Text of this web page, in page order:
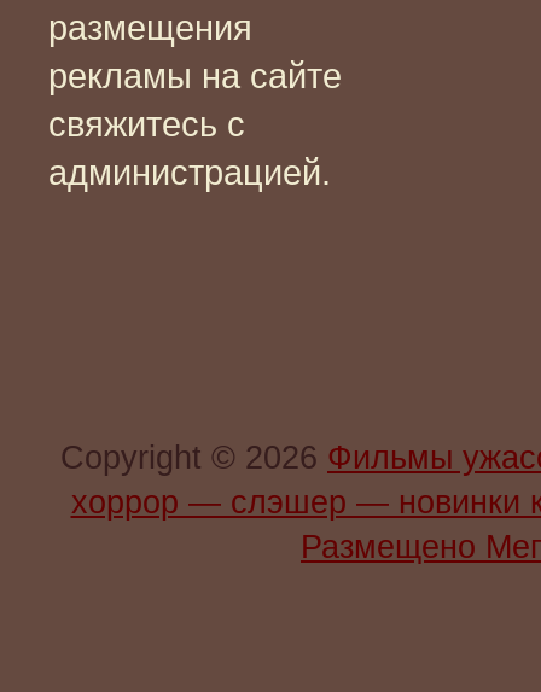
размещения
рекламы на сайте
свяжитесь с
администрацией.
Copyright © 2026 Фильмы
хоррор — слэшер —
Размещено